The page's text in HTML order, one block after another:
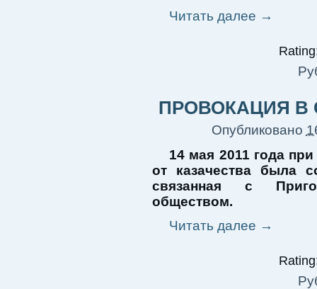
Читать далее →
ПРОВОКАЦИЯ В
Опубликовано
14 мая 2011 года
от казачества была
связанная с
обществом.
Читать далее →